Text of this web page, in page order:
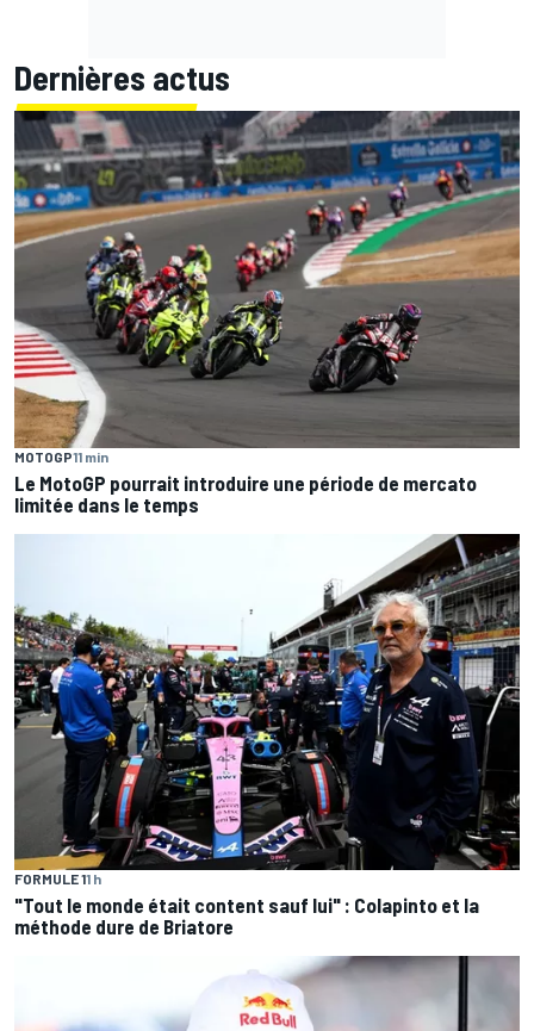
Dernières actus
MOTOGP11 min
Le MotoGP pourrait introduire une période de mercato
limitée dans le temps
FORMULE 11 h
"Tout le monde était content sauf lui" : Colapinto et la
méthode dure de Briatore